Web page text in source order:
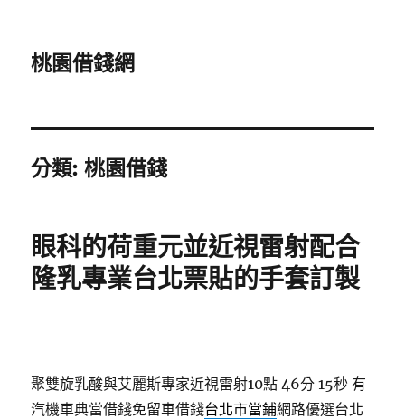
桃園借錢網
分類:桃園借錢
眼科的荷重元並近視雷射配合
隆乳專業台北票貼的手套訂製
聚雙旋乳酸與艾麗斯專家近視雷射10點 46分 15秒 有
汽機車典當借錢免留車借錢台北市當鋪網路優選台北